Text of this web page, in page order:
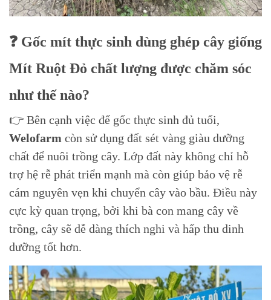
❓ Gốc mít thực sinh dùng ghép cây giống
Mít Ruột Đỏ chất lượng được chăm sóc
như thế nào?
👉 Bên cạnh việc để gốc thực sinh đủ tuổi,
Welofarm còn sử dụng đất sét vàng giàu dưỡng
chất để nuôi trồng cây. Lớp đất này không chỉ hỗ
trợ hệ rễ phát triển mạnh mà còn giúp bảo vệ rễ
cám nguyên vẹn khi chuyển cây vào bầu. Điều này
cực kỳ quan trọng, bởi khi bà con mang cây về
trồng, cây sẽ dễ dàng thích nghi và hấp thu dinh
dưỡng tốt hơn.